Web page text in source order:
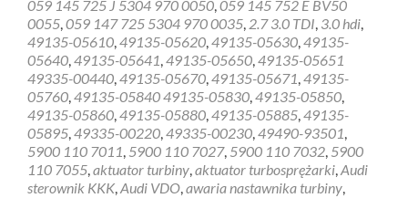
059 145 725 J 5304 970 0050,059 145 752 E BV50
0055,059 147 725 5304 970 0035, 2.7 3.0 TDI, 3.0 hdi,
49135-05610,49135-05620,49135-05630,49135-
05640,49135-05641,49135-05650,49135-05651
49335-00440,49135-05670,49135-05671,49135-
05760,49135-05840 49135-05830,49135-05850,
49135-05860,49135-05880,49135-05885,49135-
05895,49335-00220,49335-00230,49490-93501,
5900 110 7011, 5900 110 7027, 5900 110 7032, 5900
110 7055,aktuator turbiny,aktuator turbosprężarki,Audi
sterownik KKK,Audi VDO,awaria nastawnika turbiny,